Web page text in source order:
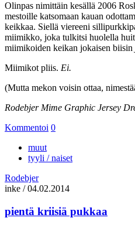
Olinpas nimittäin kesällä 2006
mestoille katsomaan kauan
keikkaa. Siellä viereeni
miimikko, joka tulkitsi huolella
miimikoiden keikan jokaisen biisin
Miimikot pliis. Ei.
(Mutta mekon voisin ottaa,
Rodebjer Mime Graphic Jersey
Kommentoi 0
muut
tyyli / naiset
Rodebjer
inke /04.02.2014
pientä kriisiä pukkaa